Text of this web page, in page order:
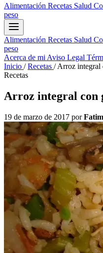
Alimentación Recetas Salud
peso
Alimentación Recetas Salud
peso
Acerca de mi Aviso Legal
Inicio / Recetas / Arroz integral
Recetas
Arroz integral con
19 de marzo de 2017 por